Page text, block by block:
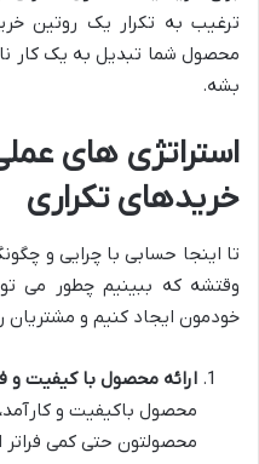
ترغیب به تکرار یک روتین
محصول شما تبدیل به یک کار
بشه.
استراتژی های
خریدهای تکراری
تا اینجا حسابی با چرایی و
وقتشه که ببینیم چطور می
خودمون ایجاد کنیم و مشتریان
ارائه محصول با کیفیت و
محصول باکیفیت و
محصولتون حتی کمی فراتر